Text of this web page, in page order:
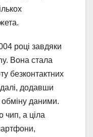
році завдяки
Вона стала
безконтактних
додавши
даними.
чип, а ціла